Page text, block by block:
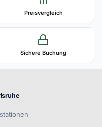
Preisvergleich
Sichere Buchung